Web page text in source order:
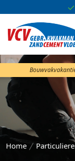
Home